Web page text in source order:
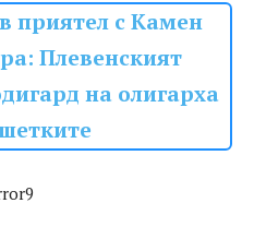
приятел с Камен
Плевенският
на олигарха